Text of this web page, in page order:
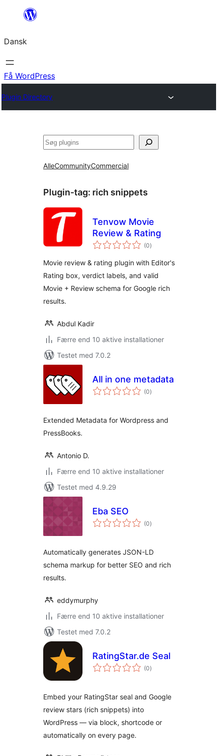
Spring
indhold
Dansk
Få WordPress
Plugin Directory
Søg
AlleCommunityCommercial
Plugin-tag: rich snippets
Tenvow Movie
Review & Rating
(0totale
bedømmelser
)
Movie review & rating plugin with Editor's
Rating box, verdict labels, and valid
Movie + Review schema for Google rich
results.
Abdul Kadir
Færre end 10 aktive installationer
Testet med 7.0.2
All in one metadata
(0totale
bedømmelser
)
Extended Metadata for Wordpress and
PressBooks.
Antonio D.
Færre end 10 aktive installationer
Testet med 4.9.29
Eba SEO
(0totale
bedømmelser
)
Automatically generates JSON-LD
schema markup for better SEO and rich
results.
eddymurphy
Færre end 10 aktive installationer
Testet med 7.0.2
RatingStar.de Seal
(0totale
bedømmelser
)
Embed your RatingStar seal and Google
review stars (rich snippets) into
WordPress — via block, shortcode or
automatically on every page.